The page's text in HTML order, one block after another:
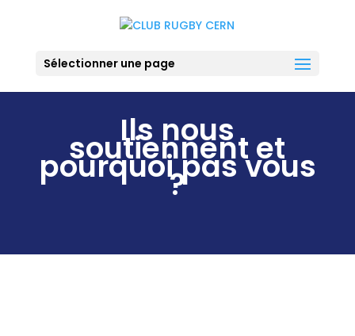
Sélectionner une page
Ils nous
soutiennent et
pourquoi pas vous
?